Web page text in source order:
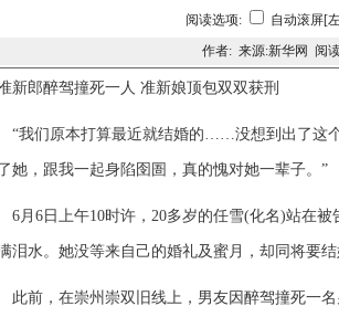
阅读选项:
自动滚屏[
作者: 来源:新华网 阅
新郎醉驾撞死一人 准新娘顶包双双获刑
们原本打算最近就结婚的……没想到出了这个
她，跟我一起身陷囹圄，真的愧对她一辈子。”
6日上午10时许，20多岁的任雪(化名)站在被
泪水。她没等来自己的婚礼及蜜月，却同将要
前，在崇州崇双旧线上，男友因醉驾撞死一名